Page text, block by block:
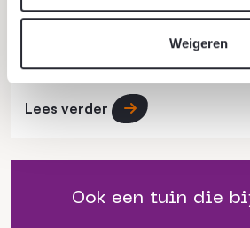
Weigeren
The Martin, onderdeel van de
voormalige Bijlmerbajes, wordt
circulaire aanpak waarbij de
long" in de stad moet vormen.
Lees verder
Ook een tuin die